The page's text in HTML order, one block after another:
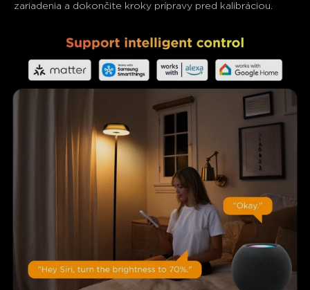
zariadenia a dokončite kroky prípravy pred kalibráciou.